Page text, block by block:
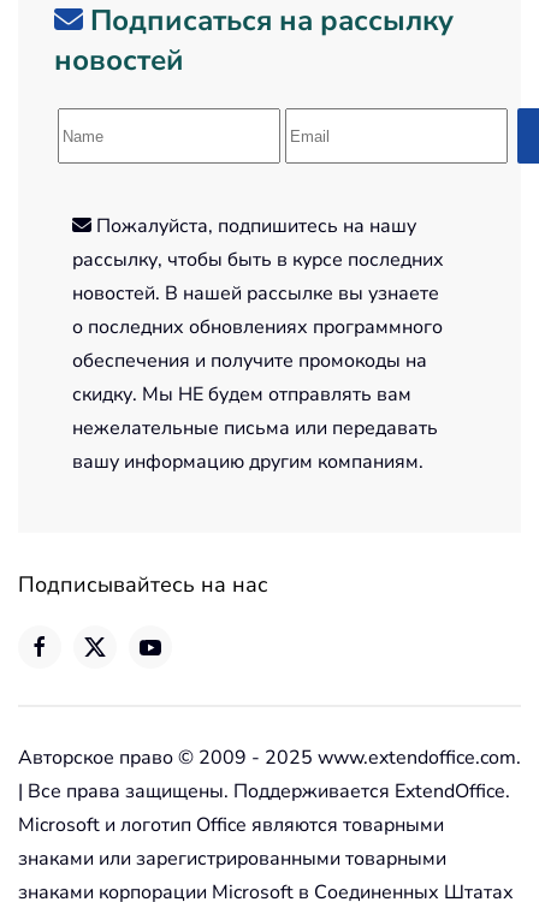
Подписаться на рассылку
новостей
Пожалуйста, подпишитесь на нашу
рассылку, чтобы быть в курсе последних
новостей. В нашей рассылке вы узнаете
о последних обновлениях программного
обеспечения и получите промокоды на
скидку. Мы НЕ будем отправлять вам
нежелательные письма или передавать
вашу информацию другим компаниям.
Подписывайтесь на нас
Авторское право © 2009 - 2025 www.extendoffice.com.
| Все права защищены. Поддерживается ExtendOffice.
Microsoft и логотип Office являются товарными
знаками или зарегистрированными товарными
знаками корпорации Microsoft в Соединенных Штатах